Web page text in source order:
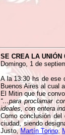
SE CREA LA UNIÓN
Domingo, 1 de
A la 13:30 hs de ese
Buenos Aires al cual
El Mitin que fue
“…para proclamar
ideales, con entera
Como conclusión
ciudad, siendo
Justo, Martín Torino,